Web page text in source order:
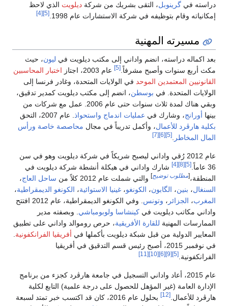
دراسته في گرينوبل، التقى بشريك من شركة ديلويت الذي لاحظ
إمكانياته وقام بتوظيفه في شركة الاستشارات عام 1998.
[5]
[4]
مسيرته المهنية
بعد اكماله دراسته، انضم واداني إلى مكتب ديلويت في ليون، حيث
مكث أربع سنوات وأصبح مشرفاً. [5] عام 2003، اجتاز
اختبار المحاسبين
القانونيين المعتمدين الموحد في الولايات المتحدة، وغادر فرنسا إلى
الولايات المتحدة. في بوسطن، انضم إلى مكتب ديلويت كمدير تدقيق،
وبقي هناك لمدة ثلاث سنوات حتى عام 2006. عمل مع شركات من
بينها أورانج، وشارك في عمليات اندماج واستحواذ
. عام 2007، التحق
بكلية هارڤرد للأعمال، وأكمل تدريباً في مجال محاصصة خاصة ورأس
المال المخاطر
[5]
[6]
[7]
عام 2012 رُقي واداني ليصبح شريكاً في شركة ديلويت وهو في سن
36 عاماً.
[5]
[8]
[4]
شارك واداني في هيكلة أنشطة شركة ديلويت في
المنطقة،[مطلوب توضيح] والتي شملت عام 2012 كلاً من ساحل العاج،
السنغال، بنين، الگابون، الكونغو، غينيا الاستوائية، الكونغو الديمقراطية،
المغرب، الجزائر ، وتونس
. وفي الكونغو الديمقراطية، عام 2012 افتتح
واداني مكاتب ديلويت في كينشاسا ولوبومباشي . وبصفته مدير
الممارسات المهنية للقارة الأفريقية، حرص روموالد واداني على تطبيق
المعايير الدولية من قبل شبكة ديلويت بأكملها في أفريقيا الفرانكفونية
في نوفمبر 2015، أصبح رئيس قسم التدقيق في أفريقيا
الفرانكفونية. [5]
[9]
[6]
[10]
[11]
عام 2015، أعاد واداني التسجيل في جامعة هارڤرد كجزء من برنامج
الإدارة العامة (غير المؤهل للحصول على درجة علمية) التابع لكلية
هارڤرد للأعمال. [12]
بحلول عام 2016، كان قد اكتسب خبر تمتد لسبعة